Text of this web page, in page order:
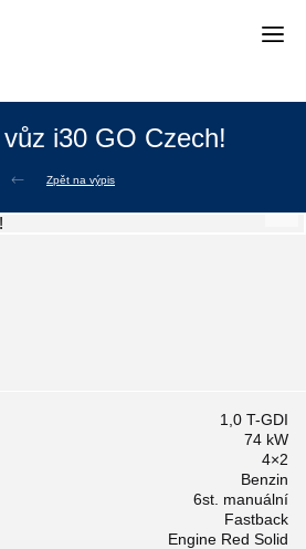
i30 GO Czech!
Zpět na výpis
1,0 T-GDI
74 kW
4×2
Benzin
6st. manuální
Fastback
Engine Red Solid